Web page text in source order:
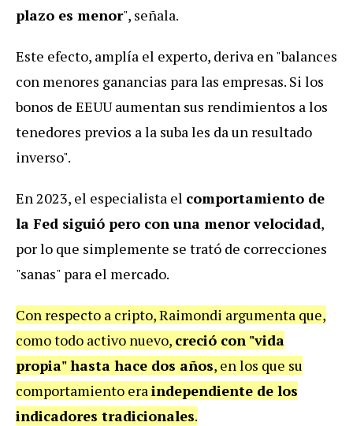
plazo es menor", señala.
Este efecto, amplía el experto, deriva en "balances
con menores ganancias para las empresas. Si los
bonos de EEUU aumentan sus rendimientos a los
tenedores previos a la suba les da un resultado
inverso".
En 2023, el especialista el comportamiento de
la Fed siguió pero con una menor velocidad,
por lo que simplemente se trató de correcciones
"sanas" para el mercado.
Con respecto a cripto, Raimondi argumenta que,
como todo activo nuevo, creció con "vida
propia" hasta hace dos años, en los que su
comportamiento eraindependiente de los
indicadores tradicionales.